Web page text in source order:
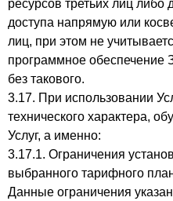
ресурсов третьих лиц либо
доступа напрямую или
лиц, при этом не
программное обеспечение
без такового.
3.17. При использовании
технического характера,
Услуг, а именно:
3.17.1. Ограничения
выбранного тарифного
Данные ограничения